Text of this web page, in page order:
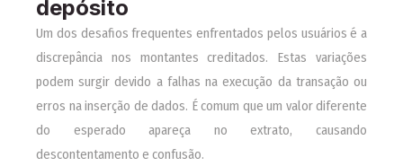
depósito
Um dos desafios frequentes enfrentados pelos usuários é a
discrepância nos montantes creditados. Estas variações
podem surgir devido a falhas na execução da transação ou
erros na inserção de dados. É comum que um valor diferente
do esperado apareça no extrato, causando
descontentamento e confusão.